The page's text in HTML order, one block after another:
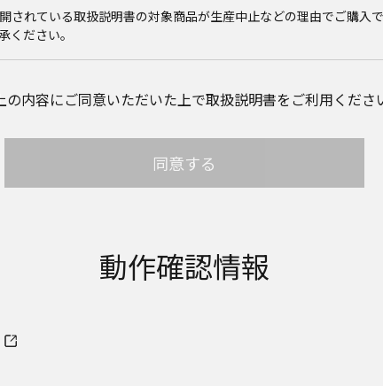
されている取扱説明書の対象商品が生産中止などの理由でご購入
ください。
報やご相談内容を、ご相談への対応や修理、その確認などのため
問い合わせは、ご相談された窓口にご連絡ください。
に公開されている取扱説明書は、原則として商品が発売された当
明書が改訂されている場合、当社の選択により、予告なく、発売当
掲載する場合もあります。ただし、本ウェブサイトに公開されて
開しておりませんことをご了承ください。
の内容にご同意いただいた上で取扱説明書をご利用くださ
同意する
動作確認情報